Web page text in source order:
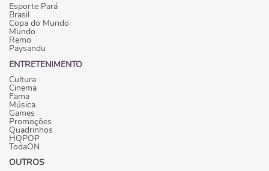
Esporte Pará
Brasil
Copa do Mundo
Mundo
Remo
Paysandu
ENTRETENIMENTO
Cultura
Cinema
Fama
Música
Games
Promoções
Quadrinhos
HQPOP
TodaON
OUTROS